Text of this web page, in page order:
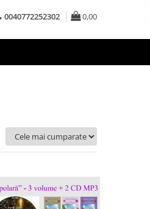
0040772252302 0,00